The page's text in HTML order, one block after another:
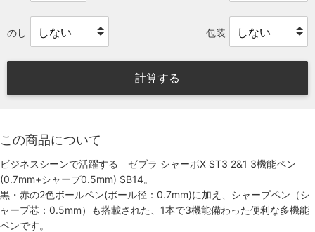
のし 包装
計算する
この商品について
ビジネスシーンで活躍する ゼブラ シャーボX ST3 2&1 3機能ペン
(0.7mm+シャープ0.5mm) SB14。
黒・赤の2色ボールペン(ボール径：0.7mm)に加え、シャープペン（シ
ャープ芯：0.5mm）も搭載された、1本で3機能備わった便利な多機能
ペンです。